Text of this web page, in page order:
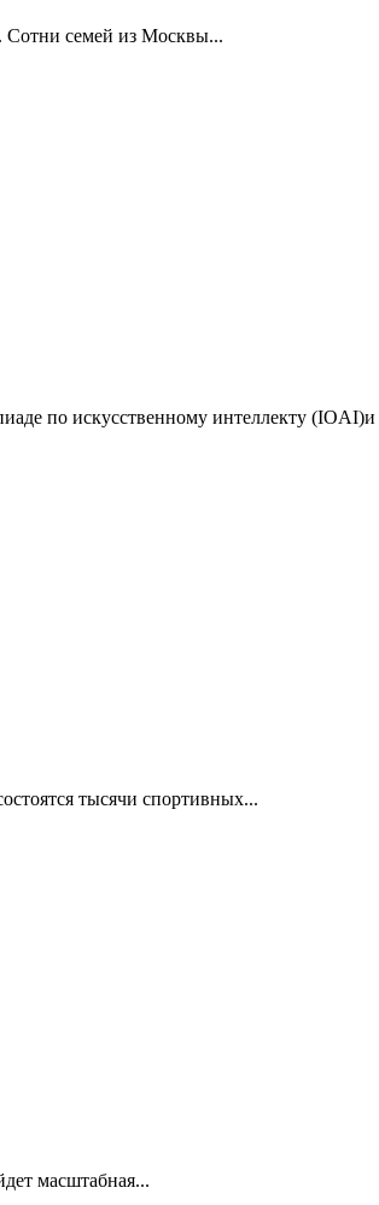
семей из Москвы...
по искусственному интеллекту (IOAI)и
тысячи спортивных...
масштабная...